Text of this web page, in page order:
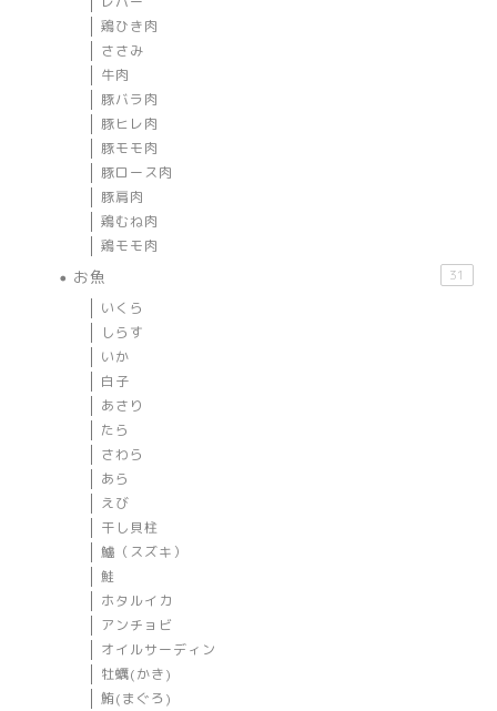
鶏ひき肉
ささみ
牛肉
豚バラ肉
豚ヒレ肉
豚モモ肉
豚ロース肉
豚肩肉
鶏むね肉
鶏モモ肉
お魚 31
いくら
しらす
いか
白子
あさり
たら
さわら
あら
えび
干し貝柱
鱸（スズキ）
鮭
ホタルイカ
アンチョビ
オイルサーディン
牡蠣(かき)
鮪(まぐろ)